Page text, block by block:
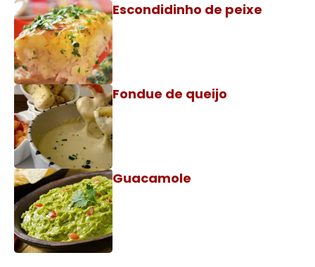
Escondidinho de peixe
Fondue de queijo
Guacamole